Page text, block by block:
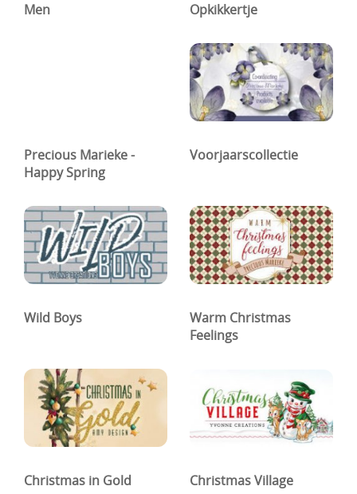
Straffe Combo's!!
Men Opkikkertje
Precious Marieke -
Happy Spring
Voorjaarscollectie
Wild Boys
Warm Christmas
Feelings
Christmas in Gold Christmas Village